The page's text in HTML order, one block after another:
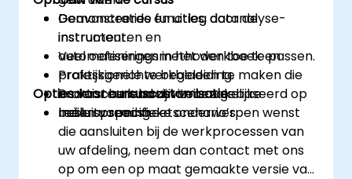
Geavanceerde functies, datanalyse-
instrumenten en
automatiseringsmethoden toe te passen.
Professionele werkbladen te maken die
ondersteunend zijn voor zakelijke
besluitvorming.
Demonstraties en uitleg door de
instructeur.
Veel oefeningen in het werkboek en
praktijkgerichte begeleiding.
Praktische labactiviteiten gebaseerd op
reële spreadsheetscenario’s.
Opties voor cursuscustomisatie
Indien u specifieke onderwerpen wenst
die aansluiten bij de werkprocessen van
uw afdeling, neem dan contact met ons
op om een op maat gemaakte versie van